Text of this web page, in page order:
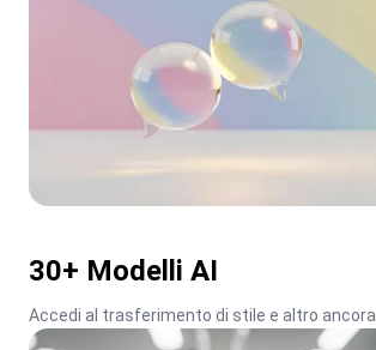
30+ Modelli AI
Accedi al trasferimento di stile e altro ancora.